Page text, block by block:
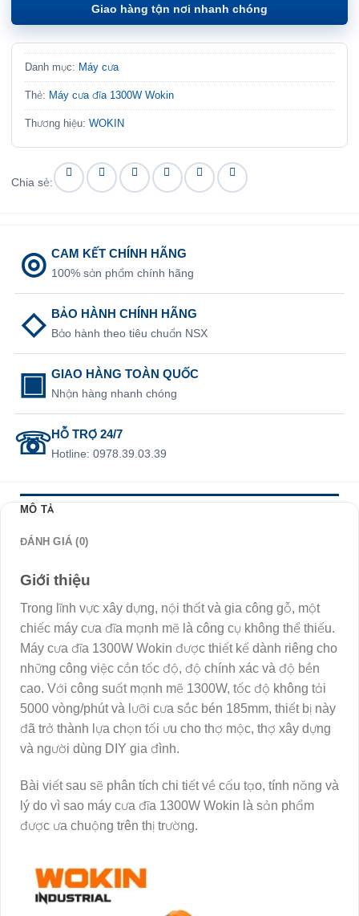
Giao hàng tận nơi nhanh chóng
Danh mục: Máy cưa
Thẻ: Máy cưa đĩa 1300W Wokin
Thương hiệu: WOKIN
Chia sẻ:
CAM KẾT CHÍNH HÃNG
100% sản phẩm chính hãng
BẢO HÀNH CHÍNH HÃNG
Bảo hành theo tiêu chuẩn NSX
GIAO HÀNG TOÀN QUỐC
Nhận hàng nhanh chóng
HỖ TRỢ 24/7
Hotline: 0978.39.03.39
MÔ TẢ
ĐÁNH GIÁ (0)
Giới thiệu
Trong lĩnh vực xây dựng, nội thất và gia công gỗ, một
chiếc máy cưa đĩa mạnh mẽ là công cụ không thể thiếu.
Máy cưa đĩa 1300W Wokin được thiết kế dành riêng cho
những công việc cần tốc độ, độ chính xác và độ bền
cao. Với công suất mạnh mẽ 1300W, tốc độ không tải
5000 vòng/phút và lưỡi cưa sắc bén 185mm, thiết bị này
đã trở thành lựa chọn tối ưu cho thợ mộc, thợ xây dựng
và người dùng DIY gia đình.
Bài viết sau sẽ phân tích chi tiết về cấu tạo, tính năng và
lý do vì sao máy cưa đĩa 1300W Wokin là sản phẩm
được ưa chuộng trên thị trường.